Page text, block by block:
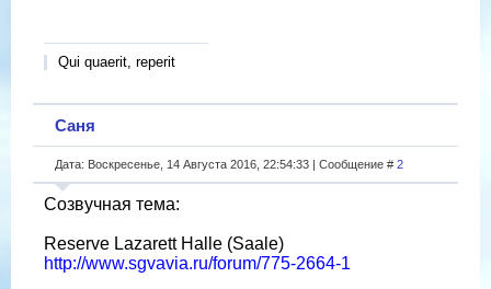
Qui quaerit, reperit
Саня
Дата: Воскресенье, 14 Августа 2016, 22:54:33 | Сообщение # 2
Созвучная тема:
Reserve Lazarett Halle (Saale)
http://www.sgvavia.ru/forum/775-2664-1